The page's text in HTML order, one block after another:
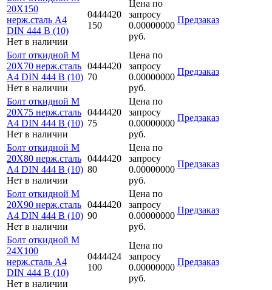
20Х150
нерж.сталь A4
DIN 444 B (10)
Нет в наличии
0444420
150
Цена по
запросу
0.00000000
руб.
Предзаказ
Болт откидной M
20Х70 нерж.сталь
A4 DIN 444 B (10)
Нет в наличии
0444420
70
Цена по
запросу
0.00000000
руб.
Предзаказ
Болт откидной M
20Х75 нерж.сталь
A4 DIN 444 B (10)
Нет в наличии
0444420
75
Цена по
запросу
0.00000000
руб.
Предзаказ
Болт откидной M
20Х80 нерж.сталь
A4 DIN 444 B (10)
Нет в наличии
0444420
80
Цена по
запросу
0.00000000
руб.
Предзаказ
Болт откидной M
20Х90 нерж.сталь
A4 DIN 444 B (10)
Нет в наличии
0444420
90
Цена по
запросу
0.00000000
руб.
Предзаказ
Болт откидной M
24Х100
нерж.сталь A4
DIN 444 B (10)
Нет в наличии
0444424
100
Цена по
запросу
0.00000000
руб.
Предзаказ